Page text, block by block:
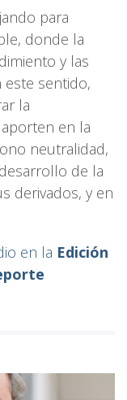
para
donde la
y las
este sentido,
la
en la
neutralidad,
de la
derivados, y en
en la Edición